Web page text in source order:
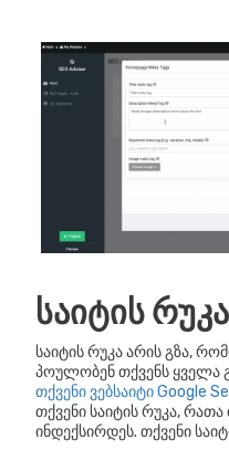
საიტის რუკა
საიტის რუკა არის გზა,
პოულობენ თქვენს ყველა
თქვენი ვებსაიტი Google
თქვენი საიტის რუკა,
ინდექსირდეს. თქვენი